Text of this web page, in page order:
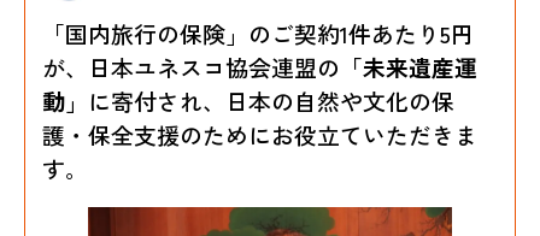
「国内旅行の保険」のご契約1件あたり5円
が、日本ユネスコ協会連盟の 「未来遺産運
動」 に寄付され、日本の自然や文化の保
護・保全支援のためにお役立ていただきま
す。